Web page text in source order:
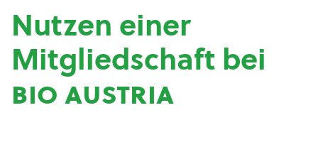
Nutzen einer
Mitgliedschaft bei
bio austria